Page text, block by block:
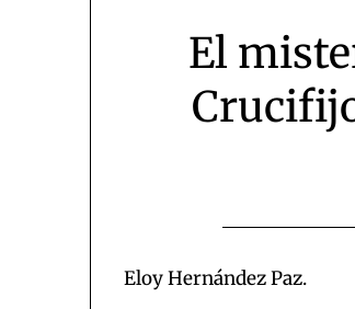
El
Eloy Hernández Paz.